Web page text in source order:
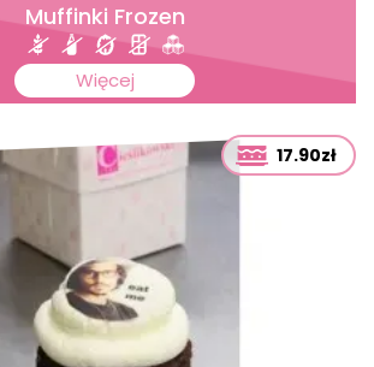
Muffinki Frozen
Więcej
17.90zł